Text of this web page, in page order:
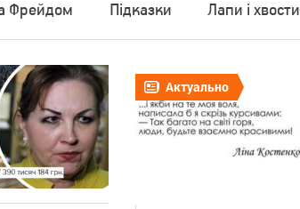
Фрейдом Підказки Лапи і хвости
Актуально